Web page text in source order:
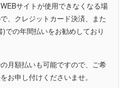
サイトが使用できなくなる場
、クレジットカード決済、また
での年間払いをお勧めしており
月額払いも可能ですので、ご希
お申し付けくださいませ。